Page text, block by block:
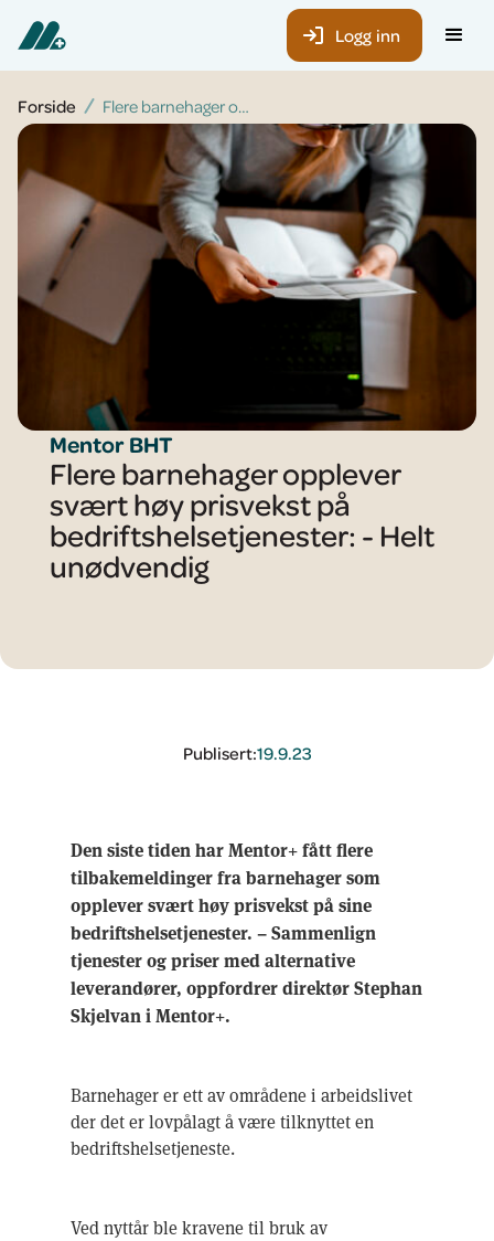
Logg inn
Forside Flere barnehager opplever svært høy prisvekst på bedriftshelsetjenester: - Helt unødvendig
Mentor BHT
Flere barnehager opplever
svært høy prisvekst på
bedriftshelsetjenester: - Helt
unødvendig
Publisert:19.9.23
Den siste tiden har Mentor+ fått flere
tilbakemeldinger fra barnehager som
opplever svært høy prisvekst på sine
bedriftshelsetjenester. – Sammenlign
tjenester og priser med alternative
leverandører, oppfordrer direktør Stephan
Skjelvan i Mentor+.
Barnehager er ett av områdene i arbeidslivet
der det er lovpålagt å være tilknyttet en
bedriftshelsetjeneste.
Ved nyttår ble kravene til bruk av